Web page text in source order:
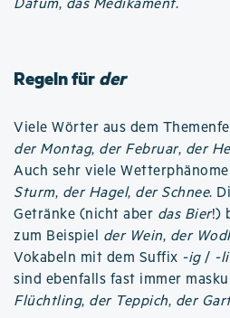
Datum, das Medikament.
Regeln fürder
Viele Wörter aus dem
der Montag, der Februar, der
Auch sehr viele
Sturm, der Hagel, der Schnee.
Getränke (nicht aber das Bier!)
zum Beispiel der Wein, der
Vokabeln mit dem Suffix -ig/ -
sind ebenfalls fast immer
Flüchtling, der Teppich, der